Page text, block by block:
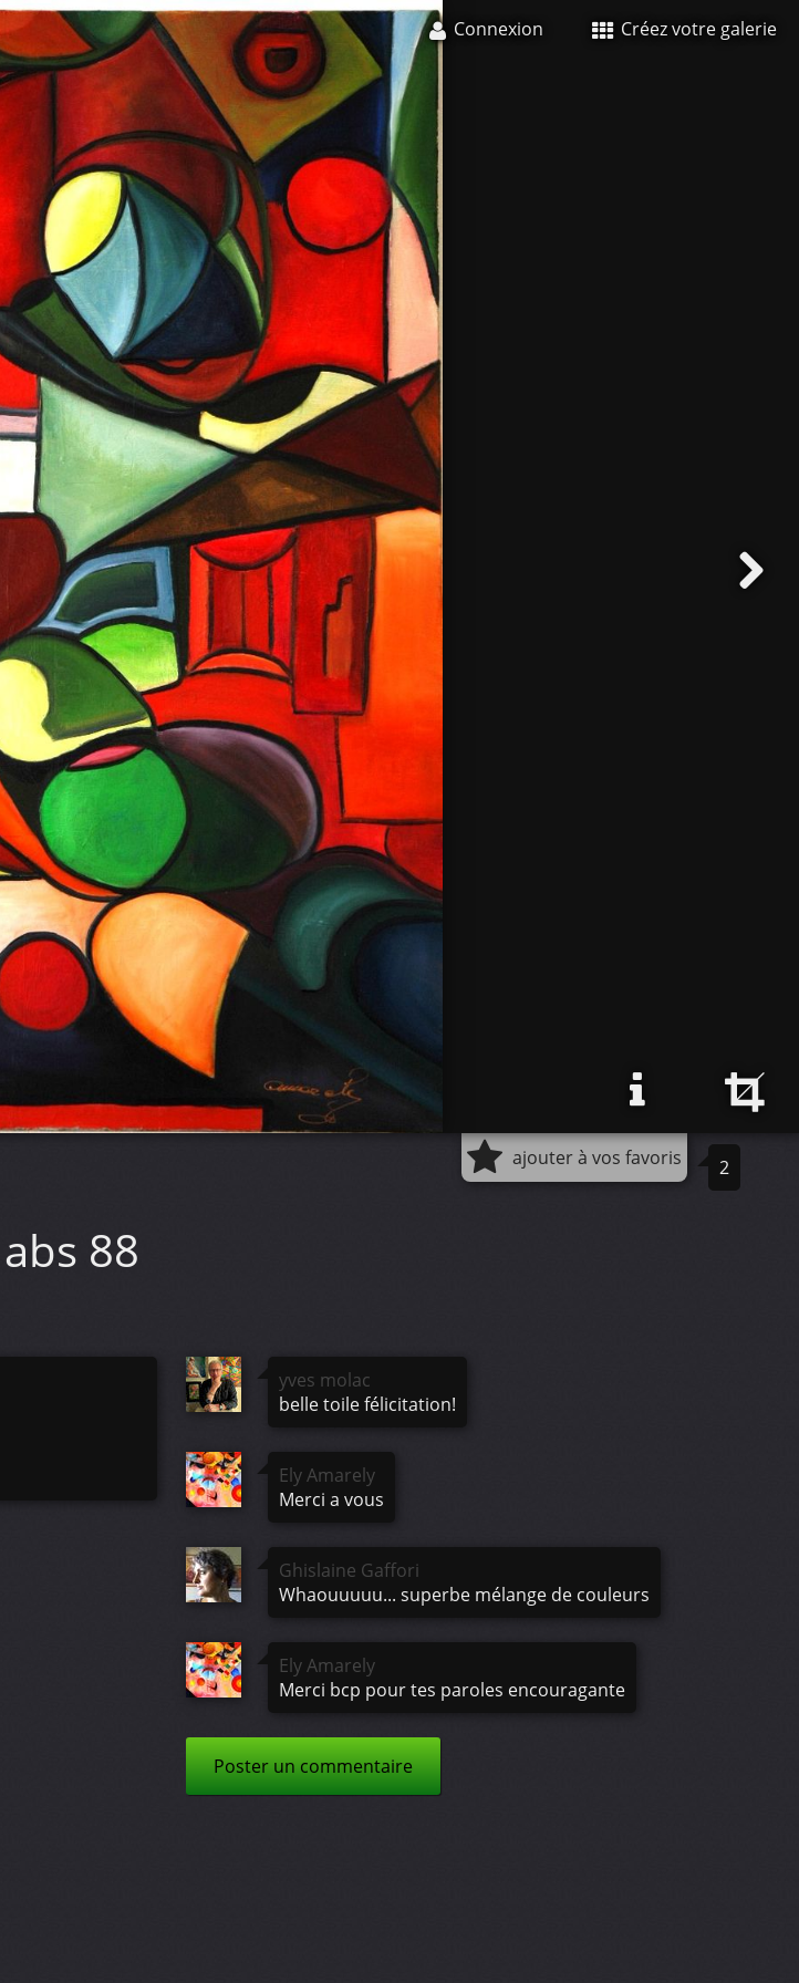
Connexion Créez votre galerie
ajouter à vos favoris 2
abs 88
yves molac
belle toile félicitation!
Ely Amarely
Merci a vous
Ghislaine Gaffori
Whaouuuuu... superbe mélange de couleurs
Ely Amarely
Merci bcp pour tes paroles encouragante
Poster un commentaire